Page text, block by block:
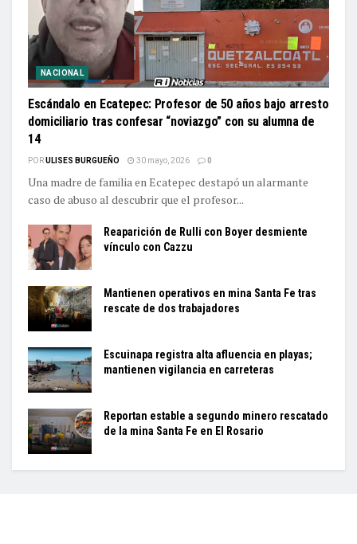
NACIONAL
Escándalo en Ecatepec: Profesor de 50 años bajo arresto
domiciliario tras confesar “noviazgo” con su alumna de
14
PORULISES BURGUEÑO 30 mayo, 2026 0
Una madre de familia en Ecatepec destapó un alarmante
caso de abuso al descubrir que el profesor...
Reaparición de Rulli con Boyer desmiente
vínculo con Cazzu
Mantienen operativos en mina Santa Fe tras
rescate de dos trabajadores
Escuinapa registra alta afluencia en playas;
mantienen vigilancia en carreteras
Reportan estable a segundo minero rescatado
de la mina Santa Fe en El Rosario